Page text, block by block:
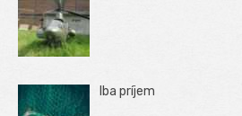
Iba príjem